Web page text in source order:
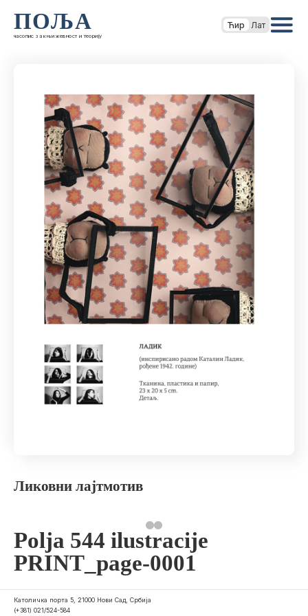
ПОЉА
часопис за књижевност и теорију
Ћир Лат
Ликовни лајтмотив
Polja 544 ilustracije
PRINT_page-0001
Католичка порта 5, 21000 Нови Сад, Србија
(+381) 021/524-584